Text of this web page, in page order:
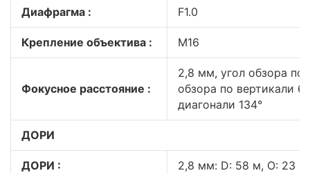
Диафрагма : F1.0
Крепление объектива : М16
Фокусное расстояние :
2,8 мм, угол обзора по
обзора по вертикали
диагонали 134°
ДОРИ
ДОРИ : 2,8 мм: D: 58 м, O: 23